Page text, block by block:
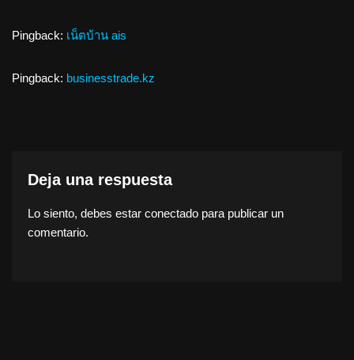
Pingback: เน็ตบ้าน ais
Pingback: businesstrade.kz
Deja una respuesta
Lo siento, debes estar conectado para publicar un
comentario.